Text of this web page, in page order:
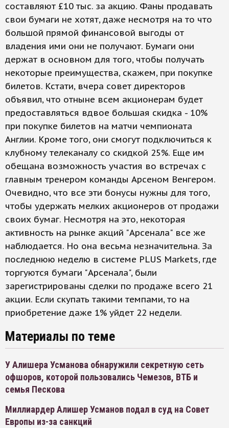
составляют £10 тыс. за акцию. Фаны продавать
свои бумаги не хотят, даже несмотря на то что
большой прямой финансовой выгоды от
владения ими они не получают. Бумаги они
держат в основном для того, чтобы получать
некоторые преимущества, скажем, при покупке
билетов. Кстати, вчера совет директоров
объявил, что отныне всем акционерам будет
предоставляться вдвое большая скидка - 10%
при покупке билетов на матчи чемпионата
Англии. Кроме того, они смогут подключиться к
клубному телеканалу со скидкой 25%. Еще им
обещана возможность участия во встречах с
главным тренером команды Арсеном Венгером.
Очевидно, что все эти бонусы нужны для того,
чтобы удержать мелких акционеров от продажи
своих бумаг. Несмотря на это, некоторая
активность на рынке акций "Арсенала" все же
наблюдается. Но она весьма незначительна. За
последнюю неделю в системе PLUS Markets, где
торгуются бумаги "Арсенала", были
зарегистрированы сделки по продаже всего 21
акции. Если скупать такими темпами, то на
приобретение даже 1% уйдет 22 недели.
Материалы по теме
У Алишера Усманова обнаружили секретную сеть
офшоров, которой пользовались Чемезов, ВТБ и
семья Пескова
Миллиардер Алишер Усманов подал в суд на Совет
Европы из-за санкций